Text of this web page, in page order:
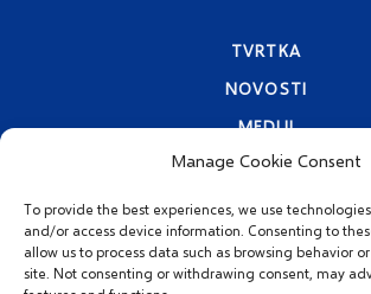
Manage Cookie Consent
To provide the best experiences, we use
and/or access device information. Consenting to
allow us to process data such as browsing behavior
site. Not consenting or withdrawing consent, may
TVRTKA
NOVOSTI
MEDIJI
KONTAKTI
PRAVA PRIVATNOSTI